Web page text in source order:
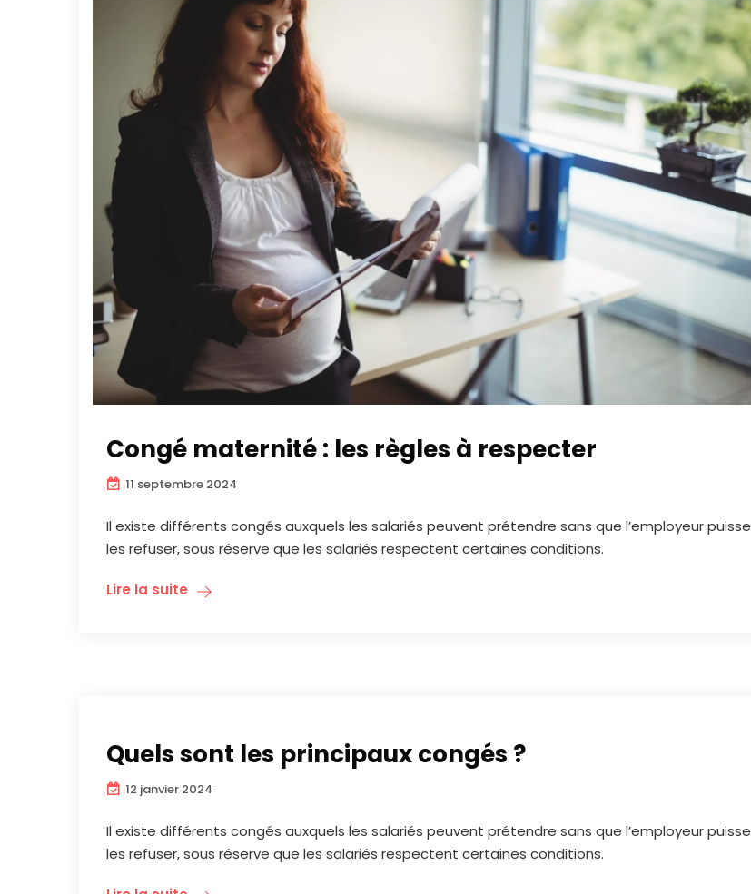
Congé maternité : les règles à respecter
11 septembre 2024
Il existe différents congés auxquels les salariés peuvent prétendre sans que l’employeur puisse
les refuser, sous réserve que les salariés respectent certaines conditions.
Lire la suite
Quels sont les principaux congés ?
12 janvier 2024
Il existe différents congés auxquels les salariés peuvent prétendre sans que l’employeur puisse
les refuser, sous réserve que les salariés respectent certaines conditions.